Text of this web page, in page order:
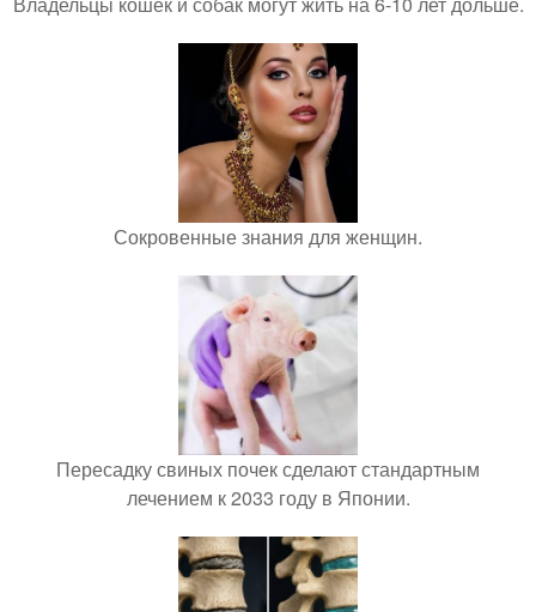
Сокровенные знания для женщин.
Пересадку свиных почек сделают стандартным
лечением к 2033 году в Японии.